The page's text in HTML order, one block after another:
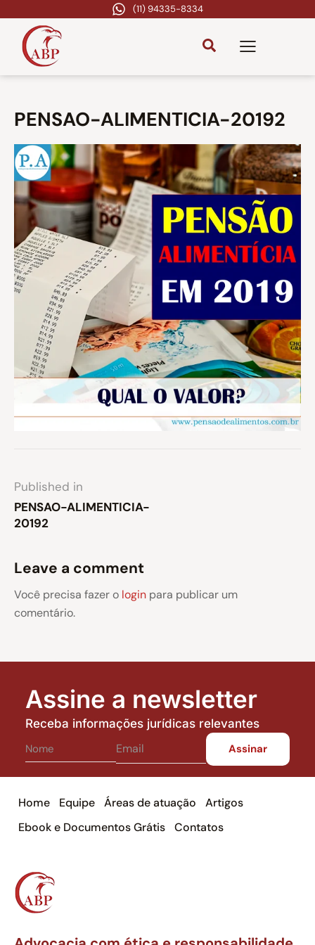
(11) 94335-8334
PENSAO-ALIMENTICIA-20192
Published in
PENSAO-ALIMENTICIA-
20192
Leave a comment
Você precisa fazer o login para publicar um
comentário.
Assine a newsletter
Receba informações jurídicas relevantes
Home Equipe Áreas de atuação
Artigos
Ebook e Documentos Grátis
Contatos